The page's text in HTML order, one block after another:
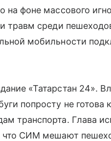
фоне массового
травм среди
мобильности
«Татарстан 24».
попросту не готова
транспорта. Глава
что СИМ мешают